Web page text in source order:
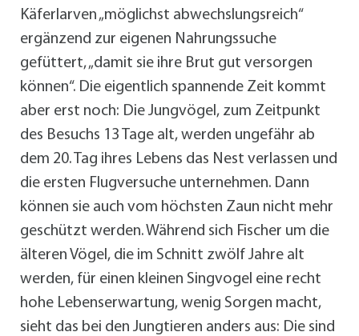
Käferlarven „möglichst abwechslungsreich“
ergänzend zur eigenen Nahrungssuche
gefüttert, „damit sie ihre Brut gut versorgen
können“. Die eigentlich spannende Zeit kommt
aber erst noch: Die Jungvögel, zum Zeitpunkt
des Besuchs 13 Tage alt, werden ungefähr ab
dem 20. Tag ihres Lebens das Nest verlassen und
die ersten Flugversuche unternehmen. Dann
können sie auch vom höchsten Zaun nicht mehr
geschützt werden. Während sich Fischer um die
älteren Vögel, die im Schnitt zwölf Jahre alt
werden, für einen kleinen Singvogel eine recht
hohe Lebenserwartung, wenig Sorgen macht,
sieht das bei den Jungtieren anders aus: Die sind